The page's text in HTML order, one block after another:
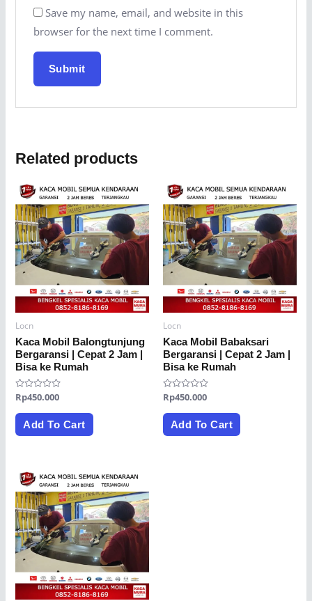
Save my name, email, and website in this
browser for the next time I comment.
Related products
Locn
Kaca Mobil Balongtunjung
Bergaransi | Cepat 2 Jam |
Bisa ke Rumah
Rated
out
Rp450.000
Add To Cart
Locn
Kaca Mobil Babaksari
Bergaransi | Cepat 2 Jam |
Bisa ke Rumah
Rated
out
Rp450.000
Add To Cart